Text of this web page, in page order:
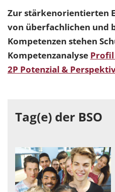
Zur stärkenorientierten
von überfachlichen und
Kompetenzen stehen
Kompetenzanalyse Profil
2P Potenzial &
Tag(e) der BSO